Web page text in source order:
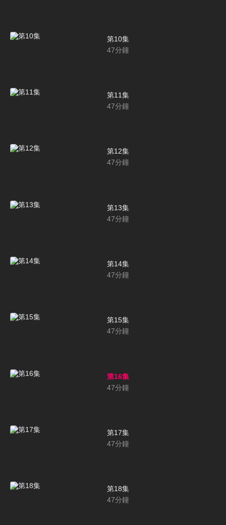
第10集
47分鐘
第11集
47分鐘
第12集
47分鐘
第13集
47分鐘
第14集
47分鐘
第15集
47分鐘
第16集
47分鐘
第17集
47分鐘
第18集
47分鐘